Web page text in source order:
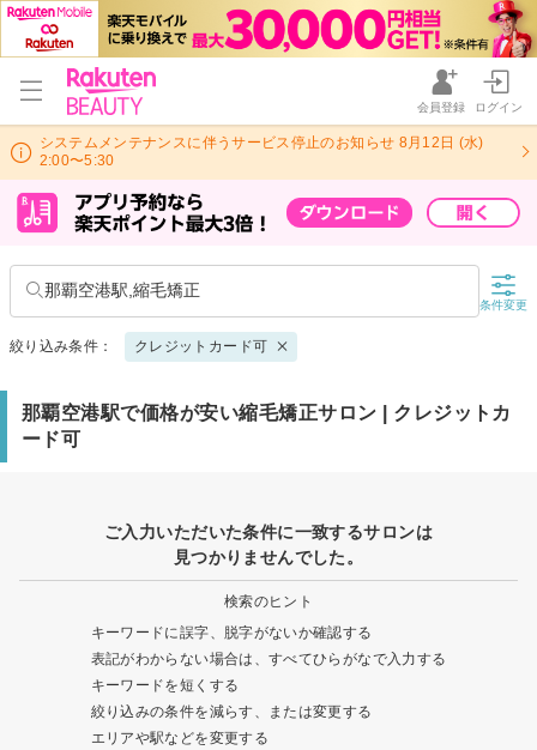
会員登録 ログイン
システムメンテナンスに伴うサービス停止のお知らせ 8月12日 (水)
2:00〜5:30
那覇空港駅,縮毛矯正
条件変更
絞り込み条件： クレジットカード可
那覇空港駅で価格が安い縮毛矯正サロン | クレジットカ
ード可
ご入力いただいた条件に一致するサロンは
見つかりませんでした。
検索のヒント
キーワードに誤字、脱字がないか確認する
表記がわからない場合は、すべてひらがなで入力する
キーワードを短くする
絞り込みの条件を減らす、または変更する
エリアや駅などを変更する